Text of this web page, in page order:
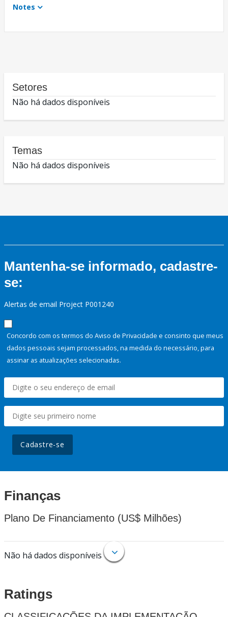
Notes
Setores
Não há dados disponíveis
Temas
Não há dados disponíveis
Mantenha-se informado, cadastre-
se:
Alertas de email Project P001240
Concordo com os termos do Aviso de Privacidade e consinto que meus
dados pessoais sejam processados, na medida do necessário, para
assinar as atualizações selecionadas.
Cadastre-se
Finanças
Plano De Financiamento (US$ Milhões)
Não há dados disponíveis
Ratings